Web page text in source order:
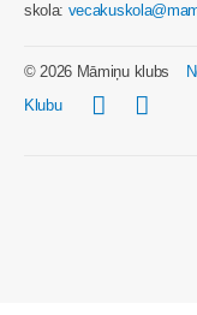
skola:
© 2026 Māmiņu klubs
Klubu